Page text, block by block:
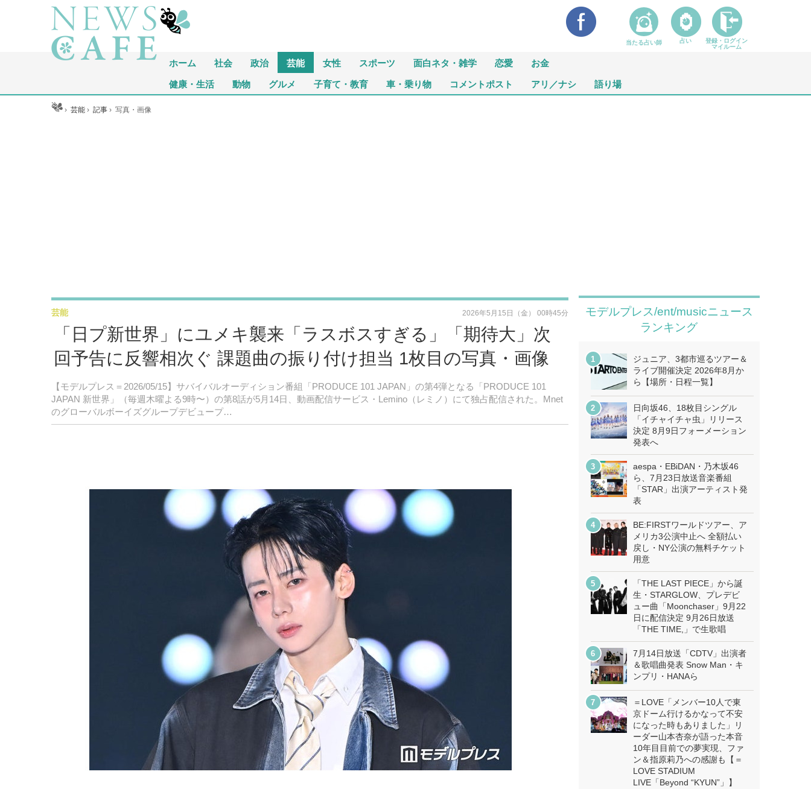
ホーム 社会 政治 芸能 女性 スポーツ 面白ネタ・雑学 恋愛 お金
健康・生活 動物 グルメ 子育て・教育 車・乗り物 コメントポスト アリ／ナシ 語り場
ホーム ›芸能 ›記事 ›写真・画像
「日プ新世界」にユメキ襲来「ラスボスすぎる」「期待大」次
回予告に反響相次ぐ 課題曲の振り付け担当 1枚目の写真・画像
【モデルプレス＝2026/05/15】サバイバルオーディション番組「PRODUCE 101 JAPAN」の第4弾となる「PRODUCE 101
JAPAN 新世界」（毎週木曜よる9時〜）の第8話が5月14日、動画配信サービス・Lemino（レミノ）にて独占配信された。Mnet
のグローバルボーイズグループデビュープ…
芸能 2026年5月15日（金） 00時45分
モデルプレス/ent/musicニュース
ランキング
ジュニア、3都市巡るツアー＆
ライブ開催決定 2026年8月か
ら【場所・日程一覧】
日向坂46、18枚目シングル
「イチャイチャ虫」リリース
決定 8月9日フォーメーション
発表へ
aespa・EBiDAN・乃木坂46
ら、7月23日放送音楽番組
「STAR」出演アーティスト発
表
BE:FIRSTワールドツアー、ア
メリカ3公演中止へ 全額払い
戻し・NY公演の無料チケット
用意
「THE LAST PIECE」から誕
生・STARGLOW、プレデビ
ュー曲「Moonchaser」9月22
日に配信決定 9月26日放送
「THE TIME,」で生歌唱
7月14日放送「CDTV」出演者
＆歌唱曲発表 Snow Man・キ
ンプリ・HANAら
＝LOVE「メンバー10人で東
京ドーム行けるかなって不安
になった時もありました」リ
ーダー山本杏奈が語った本音
10年目目前での夢実現、ファ
ン＆指原莉乃への感謝も【＝
LOVE STADIUM
LIVE「Beyond “KYUN”」】
当たる占い師 占い
登録・ログイン
マイルーム